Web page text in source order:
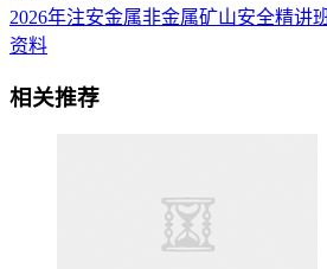
2026年注安金属非金属矿山安全精讲
资料
相关推荐